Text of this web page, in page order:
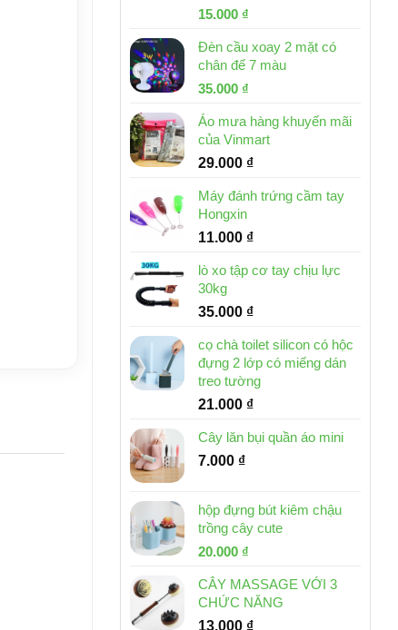
Giá
là:
32.000 ₫.
15.000 ₫
tại
là:
Đèn cầu xoay 2 mặt có
chân đế 7 màu
Giá
là:
46.000 ₫.
35.000 ₫
tại
là:
35.000 ₫.
Áo mưa hàng khuyến mãi
của Vinmart
29.000 ₫
Máy đánh trứng cầm tay
Hongxin
11.000 ₫
lò xo tập cơ tay chịu lực
30kg
35.000 ₫
cọ chà toilet silicon có hộc
đựng 2 lớp có miếng dán
treo tường
21.000 ₫
Cây lăn bụi quần áo mini
7.000 ₫
hộp đựng bút kiêm chậu
trồng cây cute
Giá
là:
30.000 ₫.
20.000 ₫
tại
là:
20.000 ₫.
CÂY MASSAGE VỚI 3
CHỨC NĂNG
13.000 ₫